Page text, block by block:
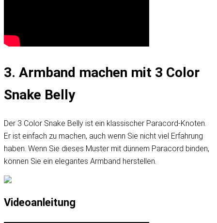
3. Armband machen mit 3 Color
Snake Belly
Der 3 Color Snake Belly ist ein klassischer Paracord-Knoten.
Er ist einfach zu machen, auch wenn Sie nicht viel Erfahrung
haben. Wenn Sie dieses Muster mit dünnem Paracord binden,
können Sie ein elegantes Armband herstellen.
Videoanleitung